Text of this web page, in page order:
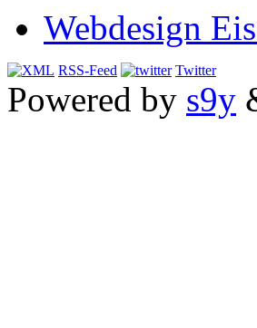
Webdesign
RSS-Feed Twitter
Powered by s9y